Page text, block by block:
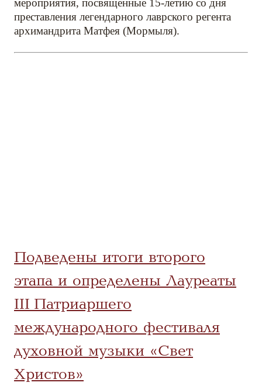
мероприятия, посвященные 15-летию со дня
преставления легендарного лаврского регента
архимандрита Матфея (Мормыля).
Подведены итоги второго
этапа и определены Лауреаты
III Патриаршего
международного фестиваля
духовной музыки «Свет
Христов»